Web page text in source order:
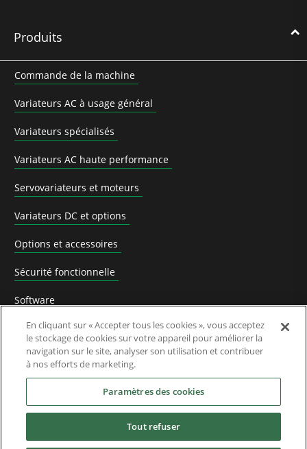
Produits
Commande de la machine
Variateurs AC à usage général
Variateurs spécialisés
Variateurs AC haute performance
Servovariateurs et moteurs
Variateurs DC et options
Options et accessoires
Sécurité fonctionnelle
Software
Solutions d'application
Produits remplacés et processus de migration
Service & Support
En cliquant sur « Accepter tous les cookies », vous acceptez
le stockage de cookies sur votre appareil pour améliorer la
navigation sur le site, analyser son utilisation et contribuer
à nos efforts de marketing.
Paramètres des cookies
Tout refuser